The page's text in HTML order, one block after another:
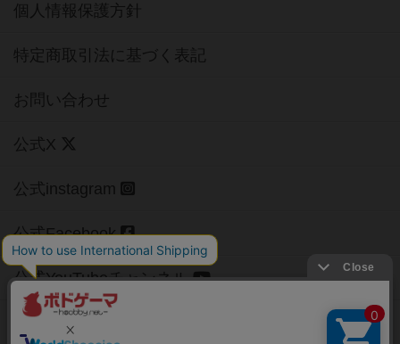
個人情報保護方針
特定商取引法に基づく表記
お問い合わせ
公式X
公式instagram
公式Facebook
公式YouTubeチャンネル